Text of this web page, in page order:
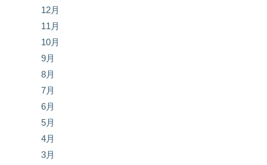
12月
11月
10月
9月
8月
7月
6月
5月
4月
3月